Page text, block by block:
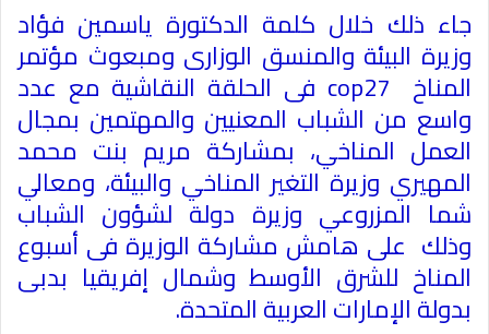
جاء ذلك خلال كلمة الدكتورة ياسمين فؤاد
وزيرة البيئة والمنسق الوزارى ومبعوث مؤتمر
المناخ cop27 فى الحلقة النقاشية مع عدد
واسع من الشباب المعنيين والمهتمين بمجال
العمل المناخي، بمشاركة مريم بنت محمد
المهيري وزيرة التغير المناخي والبيئة، ومعالي
شما المزروعي وزيرة دولة لشؤون الشباب
وذلك على هامش مشاركة الوزيرة فى أسبوع
المناخ للشرق الأوسط وشمال إفريقيا بدبى
بدولة الإمارات العربية المتحدة.